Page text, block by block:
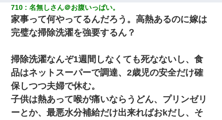
710 名無しさん＠お腹いっぱい。
家事って何やってるんだろう。高熱あるのに嫁は
完璧な掃除洗濯を強要するん？
掃除洗濯なんぞ1週間しなくても死なないし、食
品はネットスーパーで調達、2歳児の安全だけ確
保しつつ夫婦で休む。
子供は熱あって喉が痛いならうどん、プリンゼリ
ーとか、最悪水分補給だけ出来ればおkだし、そ